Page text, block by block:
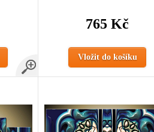
765 Kč
Vložit do košíku